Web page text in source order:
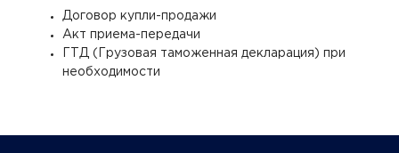
Договор купли-продажи
Акт приема-передачи
ГТД (Грузовая таможенная декларация) при
необходимости